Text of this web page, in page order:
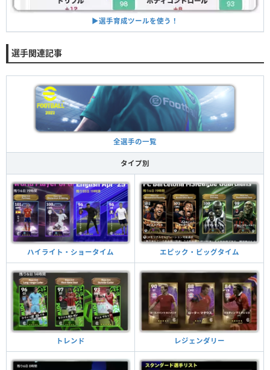
▶︎選手育成ツールを使う！
選手関連記事
全選手の一覧
タイプ別
ハイライト・ショータイム エピック・ビッグタイム
トレンド レジェンダリー